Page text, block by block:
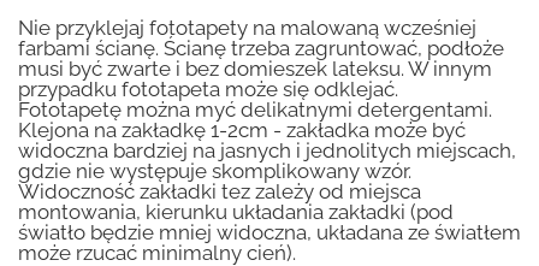
Nie przyklejaj fototapety na malowaną wcześniej
farbami ścianę. Ścianę trzeba zagruntować, podłoże
musi być zwarte i bez domieszek lateksu. W innym
przypadku fototapeta może się odklejać.
Fototapetę można myć delikatnymi detergentami.
Klejona na zakładkę 1-2cm - zakładka może być
widoczna bardziej na jasnych i jednolitych miejscach,
gdzie nie występuje skomplikowany wzór.
Widoczność zakładki tez zależy od miejsca
montowania, kierunku układania zakładki (pod
światło będzie mniej widoczna, układana ze światłem
może rzucać minimalny cień).